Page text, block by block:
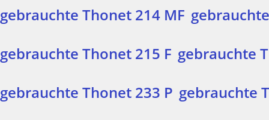
gebrauchte Thonet 214 MF
gebrauchte Thonet 215 F gebrauchte
gebrauchte Thonet 233 P gebrauchte